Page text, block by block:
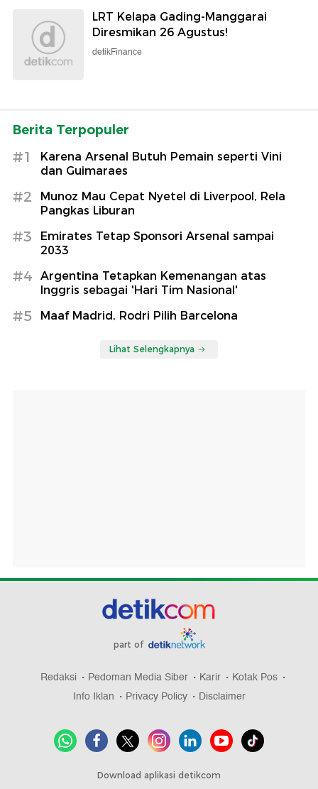
LRT Kelapa Gading-Manggarai
Diresmikan 26 Agustus!
detikFinance
Berita Terpopuler
#1
Karena Arsenal Butuh Pemain seperti Vini
dan Guimaraes
#2
Munoz Mau Cepat Nyetel di Liverpool, Rela
Pangkas Liburan
#3
Emirates Tetap Sponsori Arsenal sampai
2033
#4
Argentina Tetapkan Kemenangan atas
Inggris sebagai 'Hari Tim Nasional'
#5 Maaf Madrid, Rodri Pilih Barcelona
Lihat Selengkapnya
part of
Redaksi Pedoman Media Siber Karir
Kotak Pos
Info Iklan
Privacy Policy Disclaimer
Download aplikasi detikcom